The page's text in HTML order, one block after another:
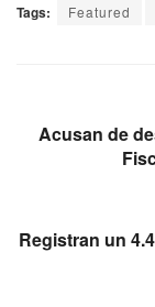
Tags: Featured
Acusan de
Registran un